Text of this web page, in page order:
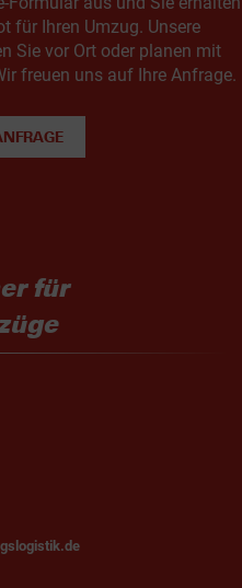
für Ihren Umzug. Unsere
Sie vor Ort oder planen mit
freuen uns auf Ihre Anfrage.
für